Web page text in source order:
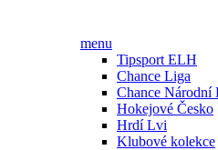
menu
Tipsport ELH
Chance Liga
Chance Národní
Hokejové Česko
Hrdí Lvi
Klubové kolekce